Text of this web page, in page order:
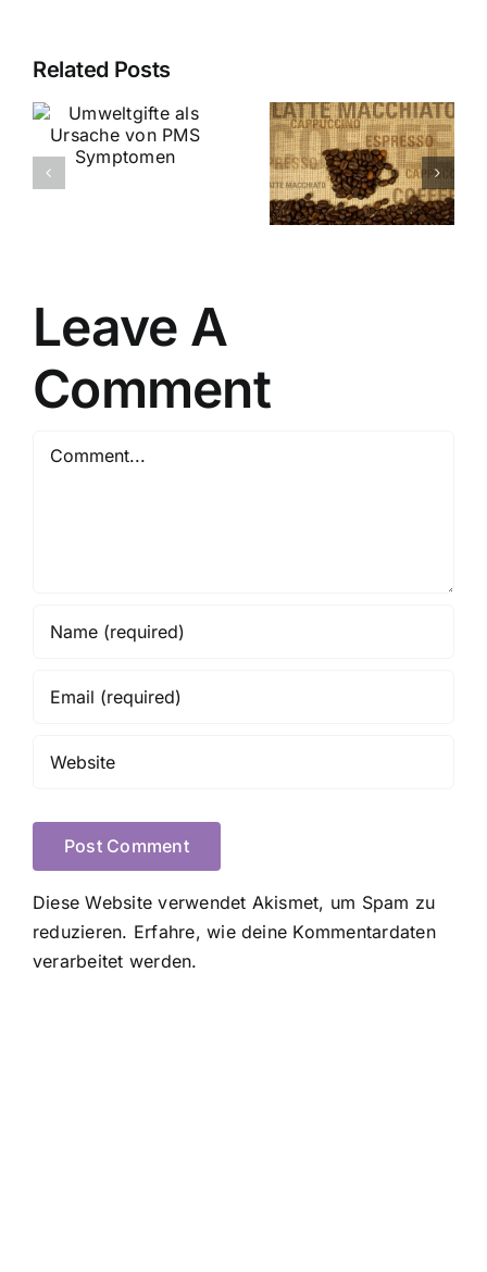
Related Posts
Symptome:
Der
PMS
Symptome
und
Rauchen
Leave A
Comment
reduzieren.Erfahre, wie deine Kommentardaten
verarbeitet werden.